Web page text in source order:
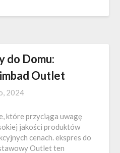
do Domu:
Outlet
2024
które przyciąga uwagę
jakości produktów
cenach. ekspres do
Outlet ten